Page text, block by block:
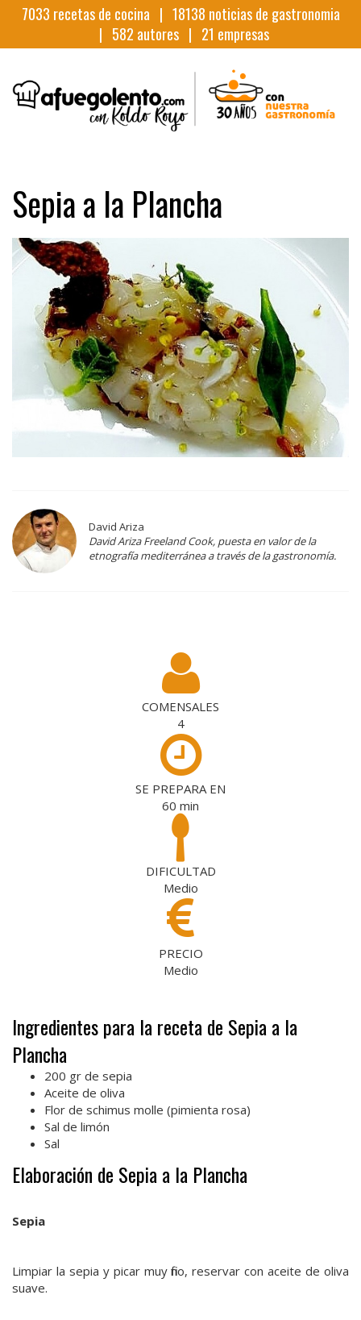
7033 recetas de cocina | 18138 noticias de gastronomia
| 582 autores | 21 empresas
Sepia a la Plancha
David Ariza
David Ariza Freeland Cook, puesta en valor de la
etnografía mediterránea a través de la gastronomía.
COMENSALES
4
SE PREPARA EN
60 min
DIFICULTAD
Medio
PRECIO
Medio
Ingredientes para la receta de Sepia a la
Plancha
200 gr de sepia
Aceite de oliva
Flor de schimus molle (pimienta rosa)
Sal de limón
Sal
Elaboración de Sepia a la Plancha
Sepia
Limpiar la sepia y picar muy fino, reservar con aceite de oliva
suave.